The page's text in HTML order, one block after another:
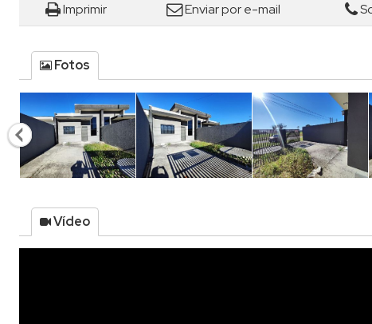
Imprimir Enviar por e-mail
Fotos
Vídeo